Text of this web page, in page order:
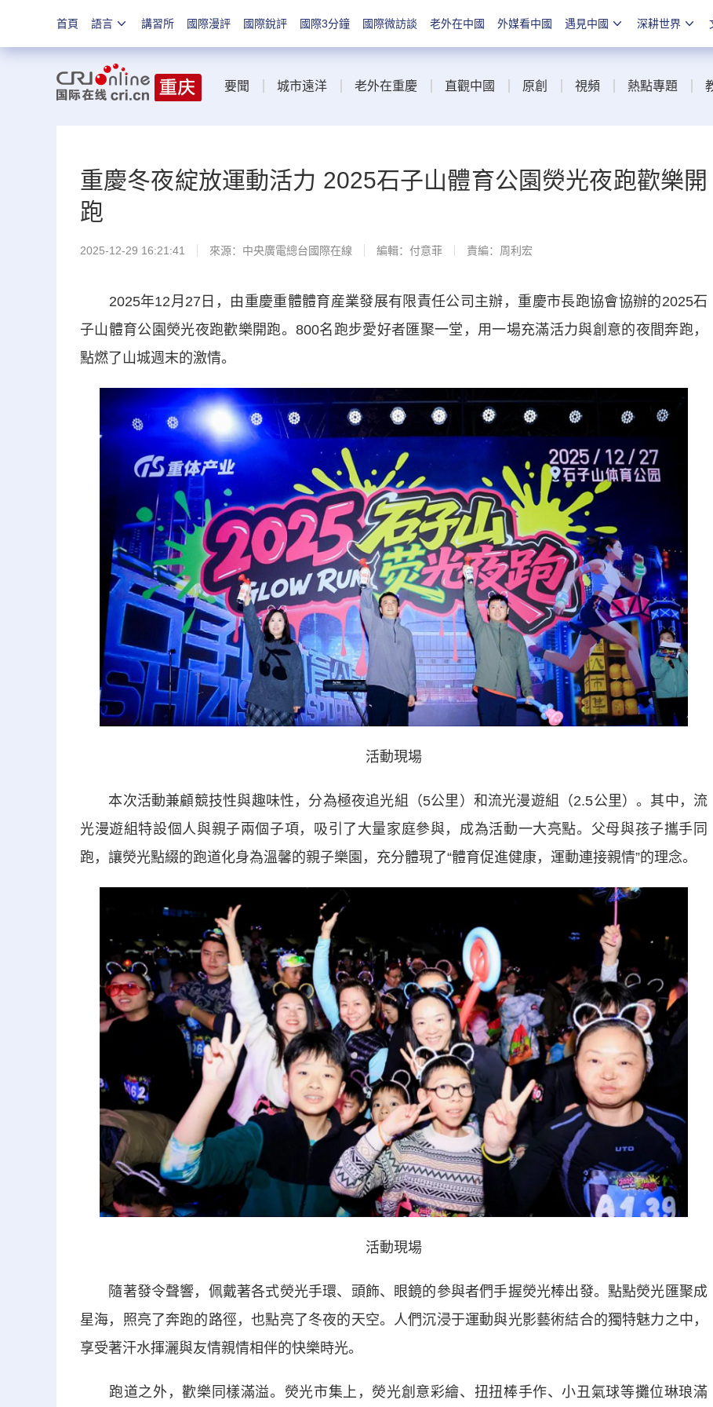
首頁 語言 講習所 國際漫評 國際銳評 國際3分鐘 國際微訪談 老外在中國 外媒看中國 遇見中國 深耕世界
要聞 城市遠洋 老外在重慶 直觀中國 原創 視頻 熱點專題
重慶冬夜綻放運動活力 2025石子山體育公園熒光夜跑歡樂開
跑
2025-12-29 16:21:41 來源：中央廣電總台國際在線 編輯：付意菲 責編：周利宏
2025年12月27日，由重慶重體體育産業發展有限責任公司主辦，重慶市長跑協會協辦的2025石
子山體育公園熒光夜跑歡樂開跑。800名跑步愛好者匯聚一堂，用一場充滿活力與創意的夜間奔跑，
點燃了山城週末的激情。
活動現場
本次活動兼顧競技性與趣味性，分為極夜追光組（5公里）和流光漫遊組（2.5公里）。其中，流
光漫遊組特設個人與親子兩個子項，吸引了大量家庭參與，成為活動一大亮點。父母與孩子攜手同
跑，讓熒光點綴的跑道化身為溫馨的親子樂園，充分體現了“體育促進健康，運動連接親情”的理念。
活動現場
隨著發令聲響，佩戴著各式熒光手環、頭飾、眼鏡的參與者們手握熒光棒出發。點點熒光匯聚成
星海，照亮了奔跑的路徑，也點亮了冬夜的天空。人們沉浸于運動與光影藝術結合的獨特魅力之中，
享受著汗水揮灑與友情親情相伴的快樂時光。
跑道之外，歡樂同樣滿溢。熒光市集上，熒光創意彩繪、扭扭棒手作、小丑氣球等攤位琳琅滿